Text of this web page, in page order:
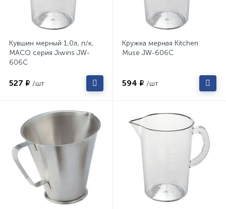
Кувшин мерный 1,0л, п/к,
MACO серия Jiwins JW-
606C
527 ₽ /шт
Кружка мерная Kitchen
Muse JW-606C
594 ₽ /шт